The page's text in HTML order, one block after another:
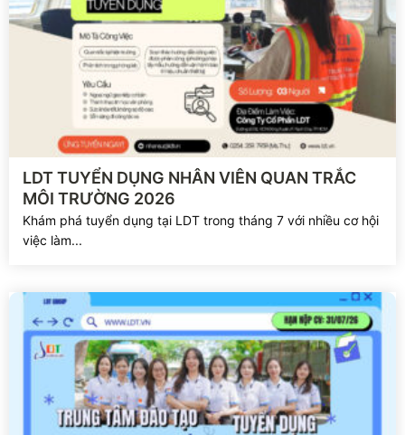
Xem chi tiết
LDT TUYỂN DỤNG NHÂN VIÊN QUAN TRẮC
MÔI TRƯỜNG 2026
Khám phá tuyển dụng tại LDT trong tháng 7 với nhiều cơ hội
việc làm...